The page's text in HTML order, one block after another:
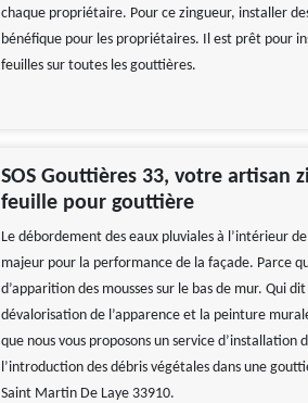
chaque propriétaire. Pour ce zingueur, installer
bénéfique pour les propriétaires. Il est prêt pour
feuilles sur toutes les gouttières.
SOS Gouttières 33, votre artisan
feuille pour gouttière
Le débordement des eaux pluviales à l’intérieur
majeur pour la performance de la façade. Parce
d’apparition des mousses sur le bas de mur. Qui
dévalorisation de l’apparence et la peinture
que nous vous proposons un service
l’introduction des débris végétales dans une
Saint Martin De Laye 33910.